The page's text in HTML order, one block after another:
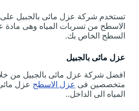
الاسطح من تسربات المياه وهى مادة
السطح الخاص بك.
عزل مائى بالجبيل
افضل شركة عزل مائى بالجبيل من
متخصصين فى عزل الاسطح عزل
المياه الى الداخل..